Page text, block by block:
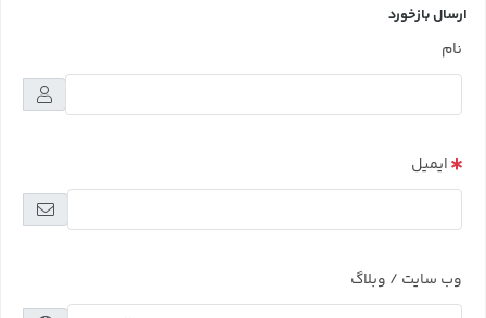
ارسال بازخورد
نام
ایمیل
وب سایت / وبلاگ